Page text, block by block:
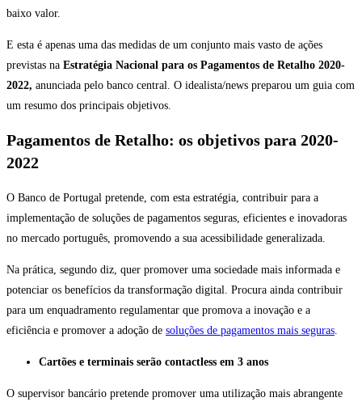
baixo valor.
E esta é apenas uma das medidas de um conjunto mais vasto de ações
previstas na Estratégia Nacional para os Pagamentos de Retalho 2020-
2022, anunciada pelo banco central. O idealista/news preparou um guia com
um resumo dos principais objetivos.
Pagamentos de Retalho: os objetivos para 2020-
2022
O Banco de Portugal pretende, com esta estratégia, contribuir para a
implementação de soluções de pagamentos seguras, eficientes e inovadoras
no mercado português, promovendo a sua acessibilidade generalizada.
Na prática, segundo diz, quer promover uma sociedade mais informada e
potenciar os benefícios da transformação digital. Procura ainda contribuir
para um enquadramento regulamentar que promova a inovação e a
eficiência e promover a adoção de soluções de pagamentos mais seguras
Cartões e terminais serão contactless em 3 anos
O supervisor bancário pretende promover uma utilização mais abrangente